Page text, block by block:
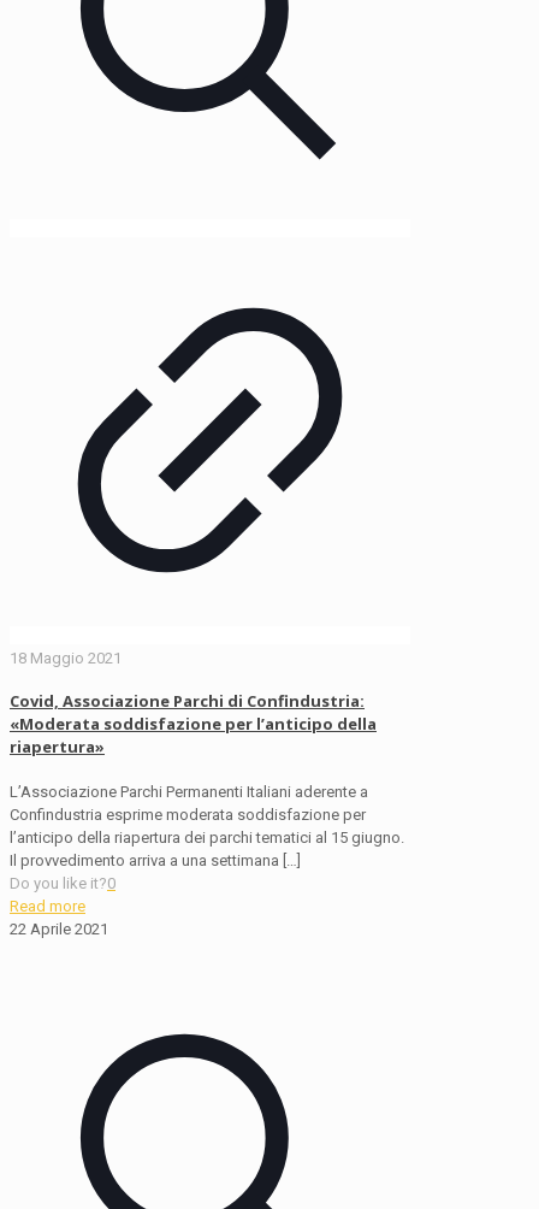
18 Maggio 2021
Covid, Associazione Parchi di Confindustria:
«Moderata soddisfazione per l’anticipo della
riapertura»
L’Associazione Parchi Permanenti Italiani aderente a
Confindustria esprime moderata soddisfazione per
l’anticipo della riapertura dei parchi tematici al 15 giugno.
Il provvedimento arriva a una settimana […]
Do you like it?0
Read more
22 Aprile 2021